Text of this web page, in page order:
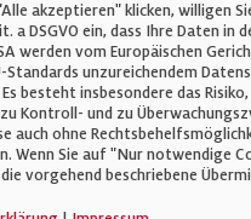
GmbH
akzeptieren" klicken, willigen
a DSGVO ein, dass Ihre Daten in
werden vom Europäischen
Standards unzureichendem
besteht insbesondere das
Kontroll- und zu
auch ohne
Wenn Sie auf "Nur notwendige
die vorgehend beschriebene